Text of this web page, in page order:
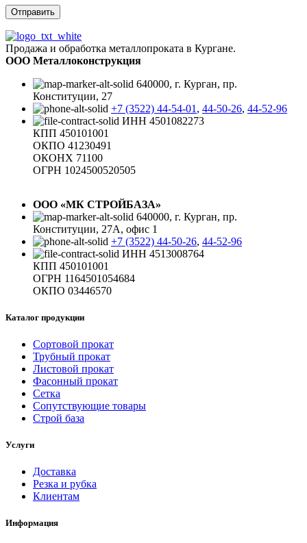
Продажа и обработка металлопроката в Кургане.
ООО Металлоконструкция
640000, г. Курган, пр.
Конституции, 27
+7 (3522) 44-54-01 , 44-50-26, 44-52-96
ИНН 4501082273
КПП 450101001
ОКПО 41230491
ОКОНХ 71100
ОГРН 1024500520505
ООО «МК СТРОЙБАЗА»
640000, г. Курган, пр.
Конституции, 27А, офис 1
+7 (3522) 44-50-26, 44-52-96
ИНН 4513008764
КПП 450101001
ОГРН 1164501054684
ОКПО 03446570
Каталог продукции
Сортовой прокат
Трубный прокат
Листовой прокат
Фасонный прокат
Сетка
Сопутствующие товары
Строй база
Услуги
Доставка
Резка и рубка
Клиентам
Информация